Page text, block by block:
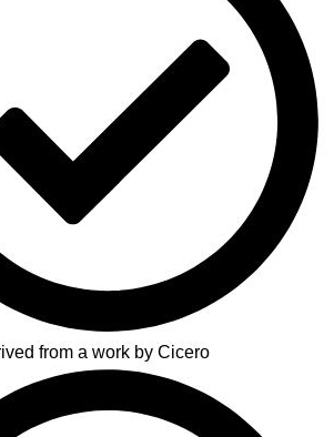
from a work by Cicero